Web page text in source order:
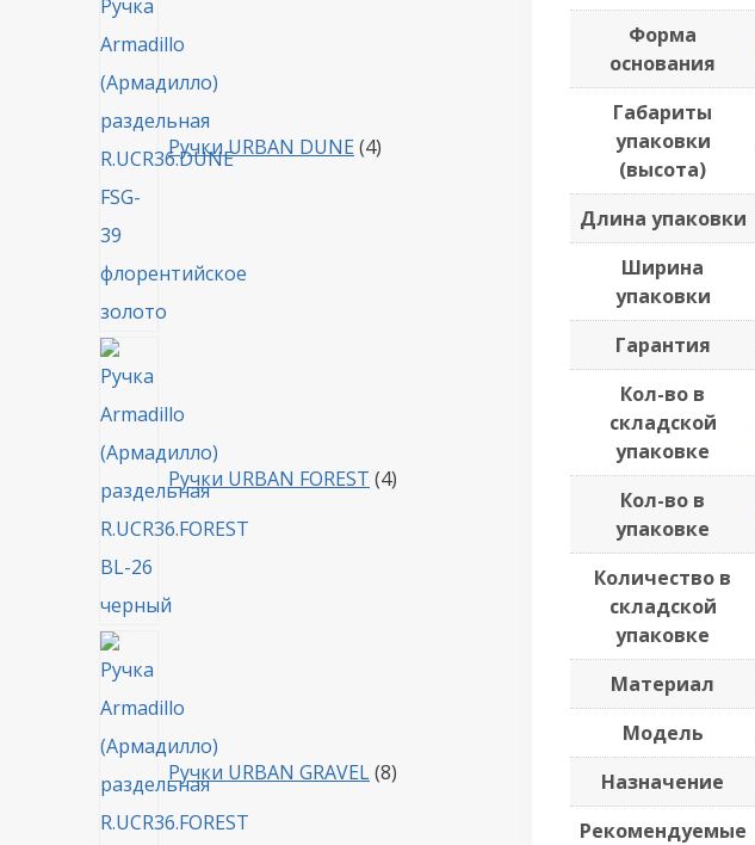
Форма
основания
Габариты
упаковки
(высота)
Длина упаковки
Ширина
упаковки
Гарантия
Кол-во в
складской
упаковке
Кол-во в
упаковке
Количество в
складской
упаковке
Материал
Модель
Назначение
Рекомендуемые
Ручки URBAN DUNE 4
Ручки URBAN FOREST 4
Ручки URBAN GRAVEL 8